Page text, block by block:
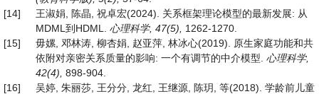
[14]
王淑娟, 陈晶, 祝卓宏(2024). 关系框架理论模型的最新发展: 从
MDML到HDML. 心理科学, 47(5),
1262-1270.
[15]
毋嫘, 邓林涛, 柳杏娟, 赵亚萍, 林冰心(2019). 原生家庭功能和共
依附对亲密关系质量的影响: 一个有调节的中介模型. 心理科学,
42(4), 898-904.
[16]
吴婷, 朱丽莎, 王分分, 龙红, 王继源, 陈玥, 等(2018). 学龄前儿童